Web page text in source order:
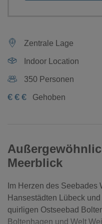
Zentrale Lage
Indoor Location
350 Personen
€ € € Gehoben
Meerblick
Im Herzen des
Hansestädten Lübeck
quirligen Ostseebad
Boltenhagen und Welt